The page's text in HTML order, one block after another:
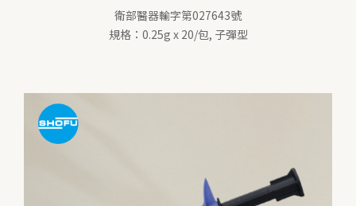
衛部醫器輸字第027643號
規格：0.25g x 20/包, 子彈型